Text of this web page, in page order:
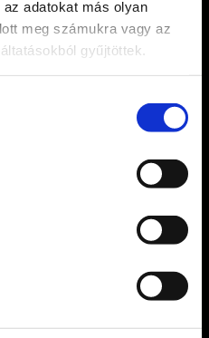
adatokat más olyan
meg számukra vagy az
gyűjtöttek.